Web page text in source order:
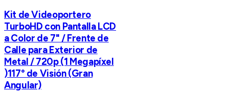
Kit de Videoportero
TurboHD con Pantalla LCD
a Color de 7" / Frente de
Calle para Exterior de
Metal / 720p (1 Megapíxel
)117° de Visión (Gran
Angular)